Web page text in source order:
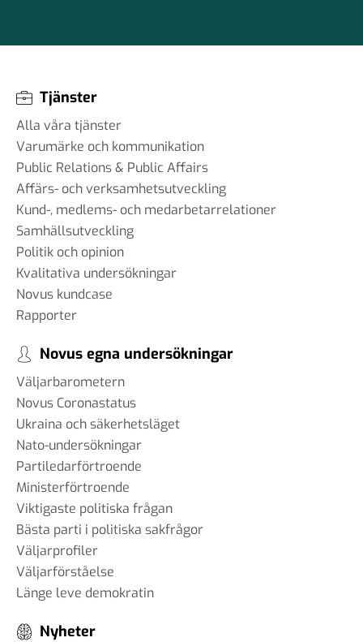
Tjänster
Alla våra tjänster
Varumärke och kommunikation
Public Relations & Public Affairs
Affärs- och verksamhetsutveckling
Kund-, medlems- och medarbetarrelationer
Samhällsutveckling
Politik och opinion
Kvalitativa undersökningar
Novus kundcase
Rapporter
Novus egna undersökningar
Väljarbarometern
Novus Coronastatus
Ukraina och säkerhetsläget
Nato-undersökningar
Partiledarförtroende
Ministerförtroende
Viktigaste politiska frågan
Bästa parti i politiska sakfrågor
Väljarprofiler
Väljarförståelse
Länge leve demokratin
Nyheter